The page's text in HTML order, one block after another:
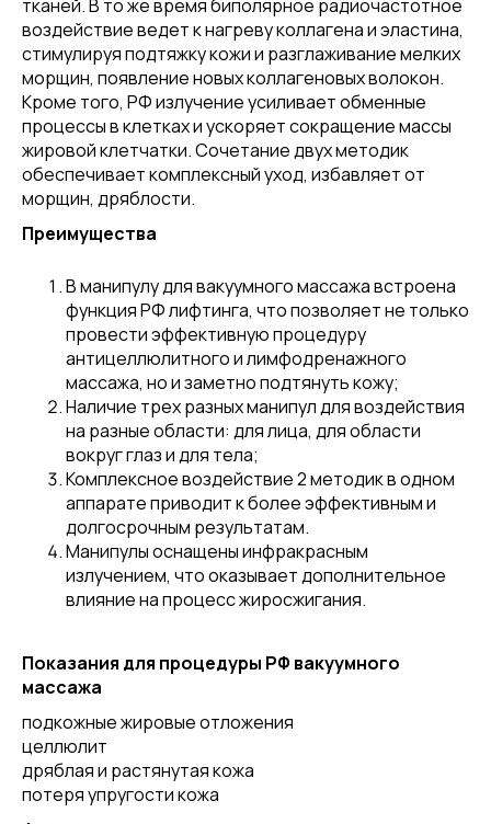
тканей. В то же время биполярное радиочастотное
воздействие ведет к нагреву коллагена и эластина,
стимулируя подтяжку кожи и разглаживание мелких
морщин, появление новых коллагеновых волокон.
Кроме того, РФ излучение усиливает обменные
процессы в клетках и ускоряет сокращение массы
жировой клетчатки. Сочетание двух методик
обеспечивает комплексный уход, избавляет от
морщин, дряблости.
Преимущества
В манипулу для вакуумного массажа встроена
функция РФ лифтинга, что позволяет не только
провести эффективную процедуру
антицеллюлитного и лимфодренажного
массажа, но и заметно подтянуть кожу;
Наличие трех разных манипул для воздействия
на разные области: для лица, для области
вокруг глаз и для тела;
Комплексное воздействие 2 методик в одном
аппарате приводит к более эффективным и
долгосрочным результатам.
Манипулы оснащены инфракрасным
излучением, что оказывает дополнительное
влияние на процесс жиросжигания.
Показания для процедуры РФ вакуумного
массажа
подкожные жировые отложения
целлюлит
дряблая и растянутая кожа
потеря упругости кожа